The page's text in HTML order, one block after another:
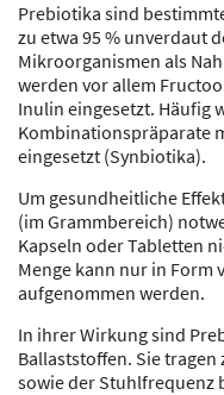
Prebiotika sind
zu etwa 95 % unverdaut
Mikroorganismen als
werden vor allem
Inulin eingesetzt. Häufig
Kombinationspräparate
eingesetzt (Synbiotika).
Um gesundheitliche
(im Grammbereich)
Kapseln oder Tabletten
Menge kann nur in Form
aufgenommen werden.
In ihrer Wirkung sind
Ballaststoffen. Sie
sowie der Stuhlfrequenz